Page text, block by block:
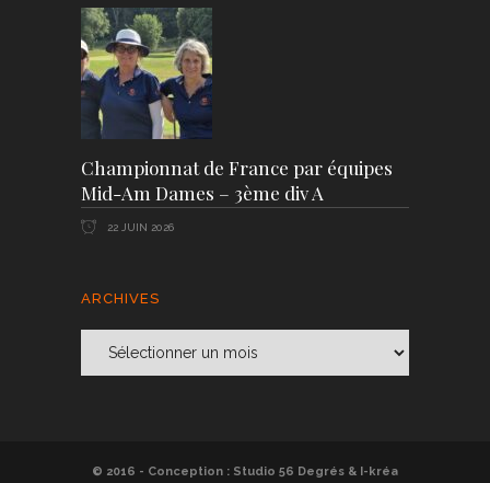
Championnat de France par équipes
Mid-Am Dames – 3ème div A
22 JUIN 2026
ARCHIVES
Archives
© 2016 - Conception : Studio 56 Degrés & I-kréa